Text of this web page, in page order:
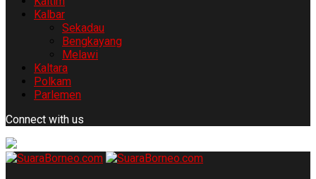
Kalbar
Sekadau
Bengkayang
Melawi
Kaltara
Polkam
Parlemen
Connect with us